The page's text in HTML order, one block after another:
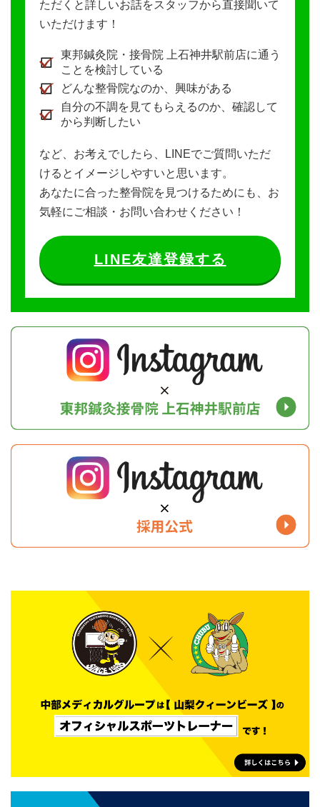
ただくと詳しいお話をスタッフから直接聞いて
いただけます！
東邦鍼灸院・接骨院 上石神井駅前店に通う
ことを検討している
どんな整骨院なのか、興味がある
自分の不調を見てもらえるのか、確認して
から判断したい
など、お考えでしたら、LINEでご質問いただ
けるとイメージしやすいと思います。
あなたに合った整骨院を見つけるためにも、お
気軽にご相談・お問い合わせください！
LINE友達登録する